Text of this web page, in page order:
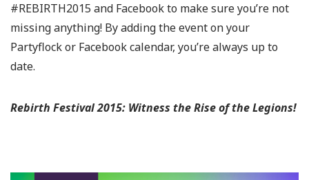
#REBIRTH2015 and Facebook to make sure you’re not
missing anything! By adding the event on your
Partyflock or Facebook calendar, you’re always up to
date.
Rebirth Festival 2015: Witness the Rise of the Legions!